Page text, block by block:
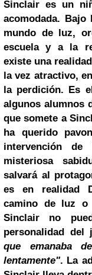
Sinclair es un
acomodada.
mundo de luz,
escuela y a la
existe una
la vez atractivo,
la perdición. Es
algunos alumnos
que somete a
ha querido
intervención
misteriosa
salvará al
es en realidad
camino de luz o
Sinclair no
personalidad del
que emanaba
lentamente". La